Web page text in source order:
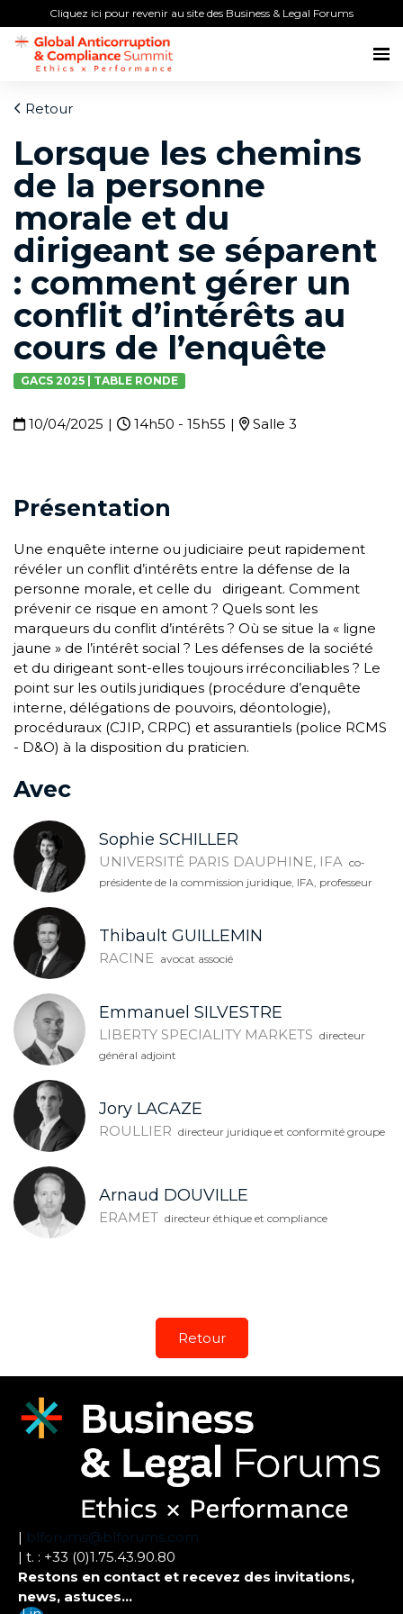
Cliquez ici pour revenir au site des Business & Legal Forums
Retour
Lorsque les chemins
de la personne
morale et du
dirigeant se séparent
: comment gérer un
conflit d’intérêts au
cours de l’enquête
GACS 2025 | TABLE RONDE
10/04/2025 | 14h50 - 15h55 | Salle 3
Présentation
Une enquête interne ou judiciaire peut rapidement
révéler un conflit d’intérêts entre la défense de la
personne morale, et celle du dirigeant. Comment
prévenir ce risque en amont ? Quels sont les
marqueurs du conflit d’intérêts ? Où se situe la « ligne
jaune » de l’intérêt social ? Les défenses de la société
et du dirigeant sont-elles toujours irréconciliables ? Le
point sur les outils juridiques (procédure d’enquête
interne, délégations de pouvoirs, déontologie),
procéduraux (CJIP, CRPC) et assurantiels (police RCMS
- D&O) à la disposition du praticien.
Avec
Sophie SCHILLER
UNIVERSITÉ PARIS DAUPHINE, IFA co-
présidente de la commission juridique, IFA, professeur
Thibault GUILLEMIN
RACINE avocat associé
Emmanuel SILVESTRE
LIBERTY SPECIALITY MARKETS directeur
général adjoint
Jory LACAZE
ROULLIER directeur juridique et conformité groupe
Arnaud DOUVILLE
ERAMET directeur éthique et compliance
Retour
| blforums@blforums.com
| t. : +33 (0)1.75.43.90.80
Restons en contact et recevez des invitations,
news, astuces...